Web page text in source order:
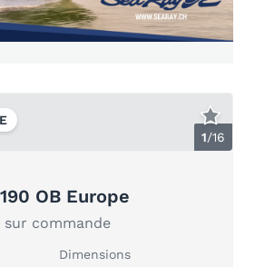
1/16
OB Europe
sur commande
Dimensions